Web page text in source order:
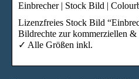
Einbrecher | Stock Bild |
Lizenzfreies Stock Bild
Bildrechte zur kommerziellen
✓ Alle Größen inkl.